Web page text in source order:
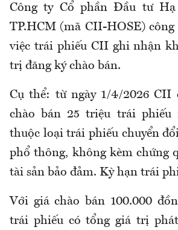
Công ty Cổ phần Đầu tư
TP.HCM (mã CII-HOSE)
việc trái phiếu CII ghi nhận
trị đăng ký chào bán.
Cụ thể: từ ngày 1/4/2026 CII
chào bán 25 triệu trái phiếu
thuộc loại trái phiếu chuyển
phổ thông, không kèm chứng
tài sản bảo đảm. Kỳ hạn trái
Với giá chào bán 100.000
trái phiếu có tổng giá trị